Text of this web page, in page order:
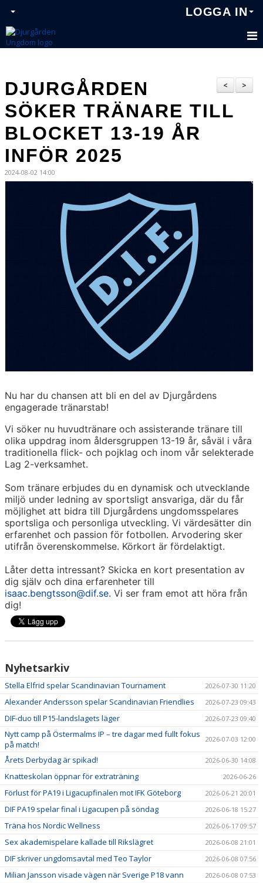
LOGGA IN
>
<
DJURGÅRDEN
SÖKER TRÄNARE TILL
BLOCKET 13-19 ÅR
INFÖR 2025
2024-08-02 14:00
Nu har du chansen att bli en del av Djurgårdens
engagerade tränarstab!
Vi söker nu huvudtränare och assisterande tränare till
olika uppdrag inom åldersgruppen 13-19 år, såväl i våra
traditionella flick- och pojklag och inom vår selekterade
Lag 2-verksamhet.
Som tränare erbjudes du en dynamisk och utvecklande
miljö under ledning av sportsligt ansvariga, där du får
möjlighet att bidra till Djurgårdens ungdomsspelares
sportsliga och personliga utveckling. Vi värdesätter din
erfarenhet och passion för fotbollen. Arvodering sker
utifrån överenskommelse. Körkort är fördelaktigt.
Låter detta intressant? Skicka en kort presentation av
dig själv och dina erfarenheter till
isaac.bengtsson@dif.se. Vi ser fram emot att höra från
dig!
Nyhetsarkiv
Stella Elfrid spelar Scandinavian Tournament 2026-07-30 11:20
Alexander Andersson spelar Scandinavian Friendlies 2026-07-23 09:43
DIF-duo till P15-landslagets läger 2026-07-23 09:40
Nytt camp på Östermalms IP – tre dagar med fullt fokus
på match!
2026-07-03 12:00
Årets Derbydag är spikad! 2026-06-30 14:08
Knatteskolan öppnar för extraträning 2026-06-26
Förlust för PA19 i Ligacupfinalen mot IFK Göteborg 2026-06-21 20:01
DIF PA19 spelar final i Ligacupen på söndag 2026-06-18 15:27
Träna hos Nordic Wellness 2026-06-17 09:57
Sex akademispelare kallade till Rikslägret 2026-06-08 21:01
DIF skriver ungdomsavtal med Teo Taylor 2026-06-08 07:56
Milian Jansson visade vägen när Sverige P18 vann 2026-06-08 07:53